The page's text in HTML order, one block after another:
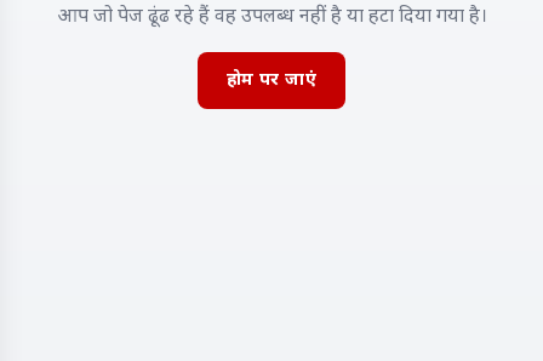
आप जो पेज ढूंढ रहे हैं वह उपलब्ध नहीं है या हटा दिया गया है।
होम पर जाएं